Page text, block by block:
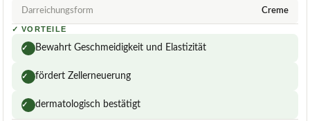
Darreichungsform Creme
✓ VORTEILE
✓ Bewahrt Geschmeidigkeit und Elastizität
✓ fördert Zellerneuerung
✓ dermatologisch bestätigt